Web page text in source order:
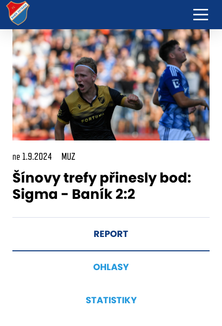
ne 1.9.2024 MUZ
Šínovy trefy přinesly bod:
Sigma - Baník 2:2
REPORT
OHLASY
STATISTIKY